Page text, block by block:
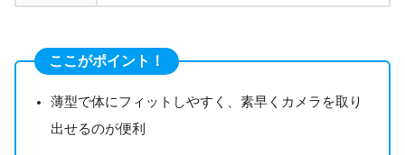
ここがポイント！
薄型で体にフィットしやすく、素早くカメラを取り
出せるのが便利